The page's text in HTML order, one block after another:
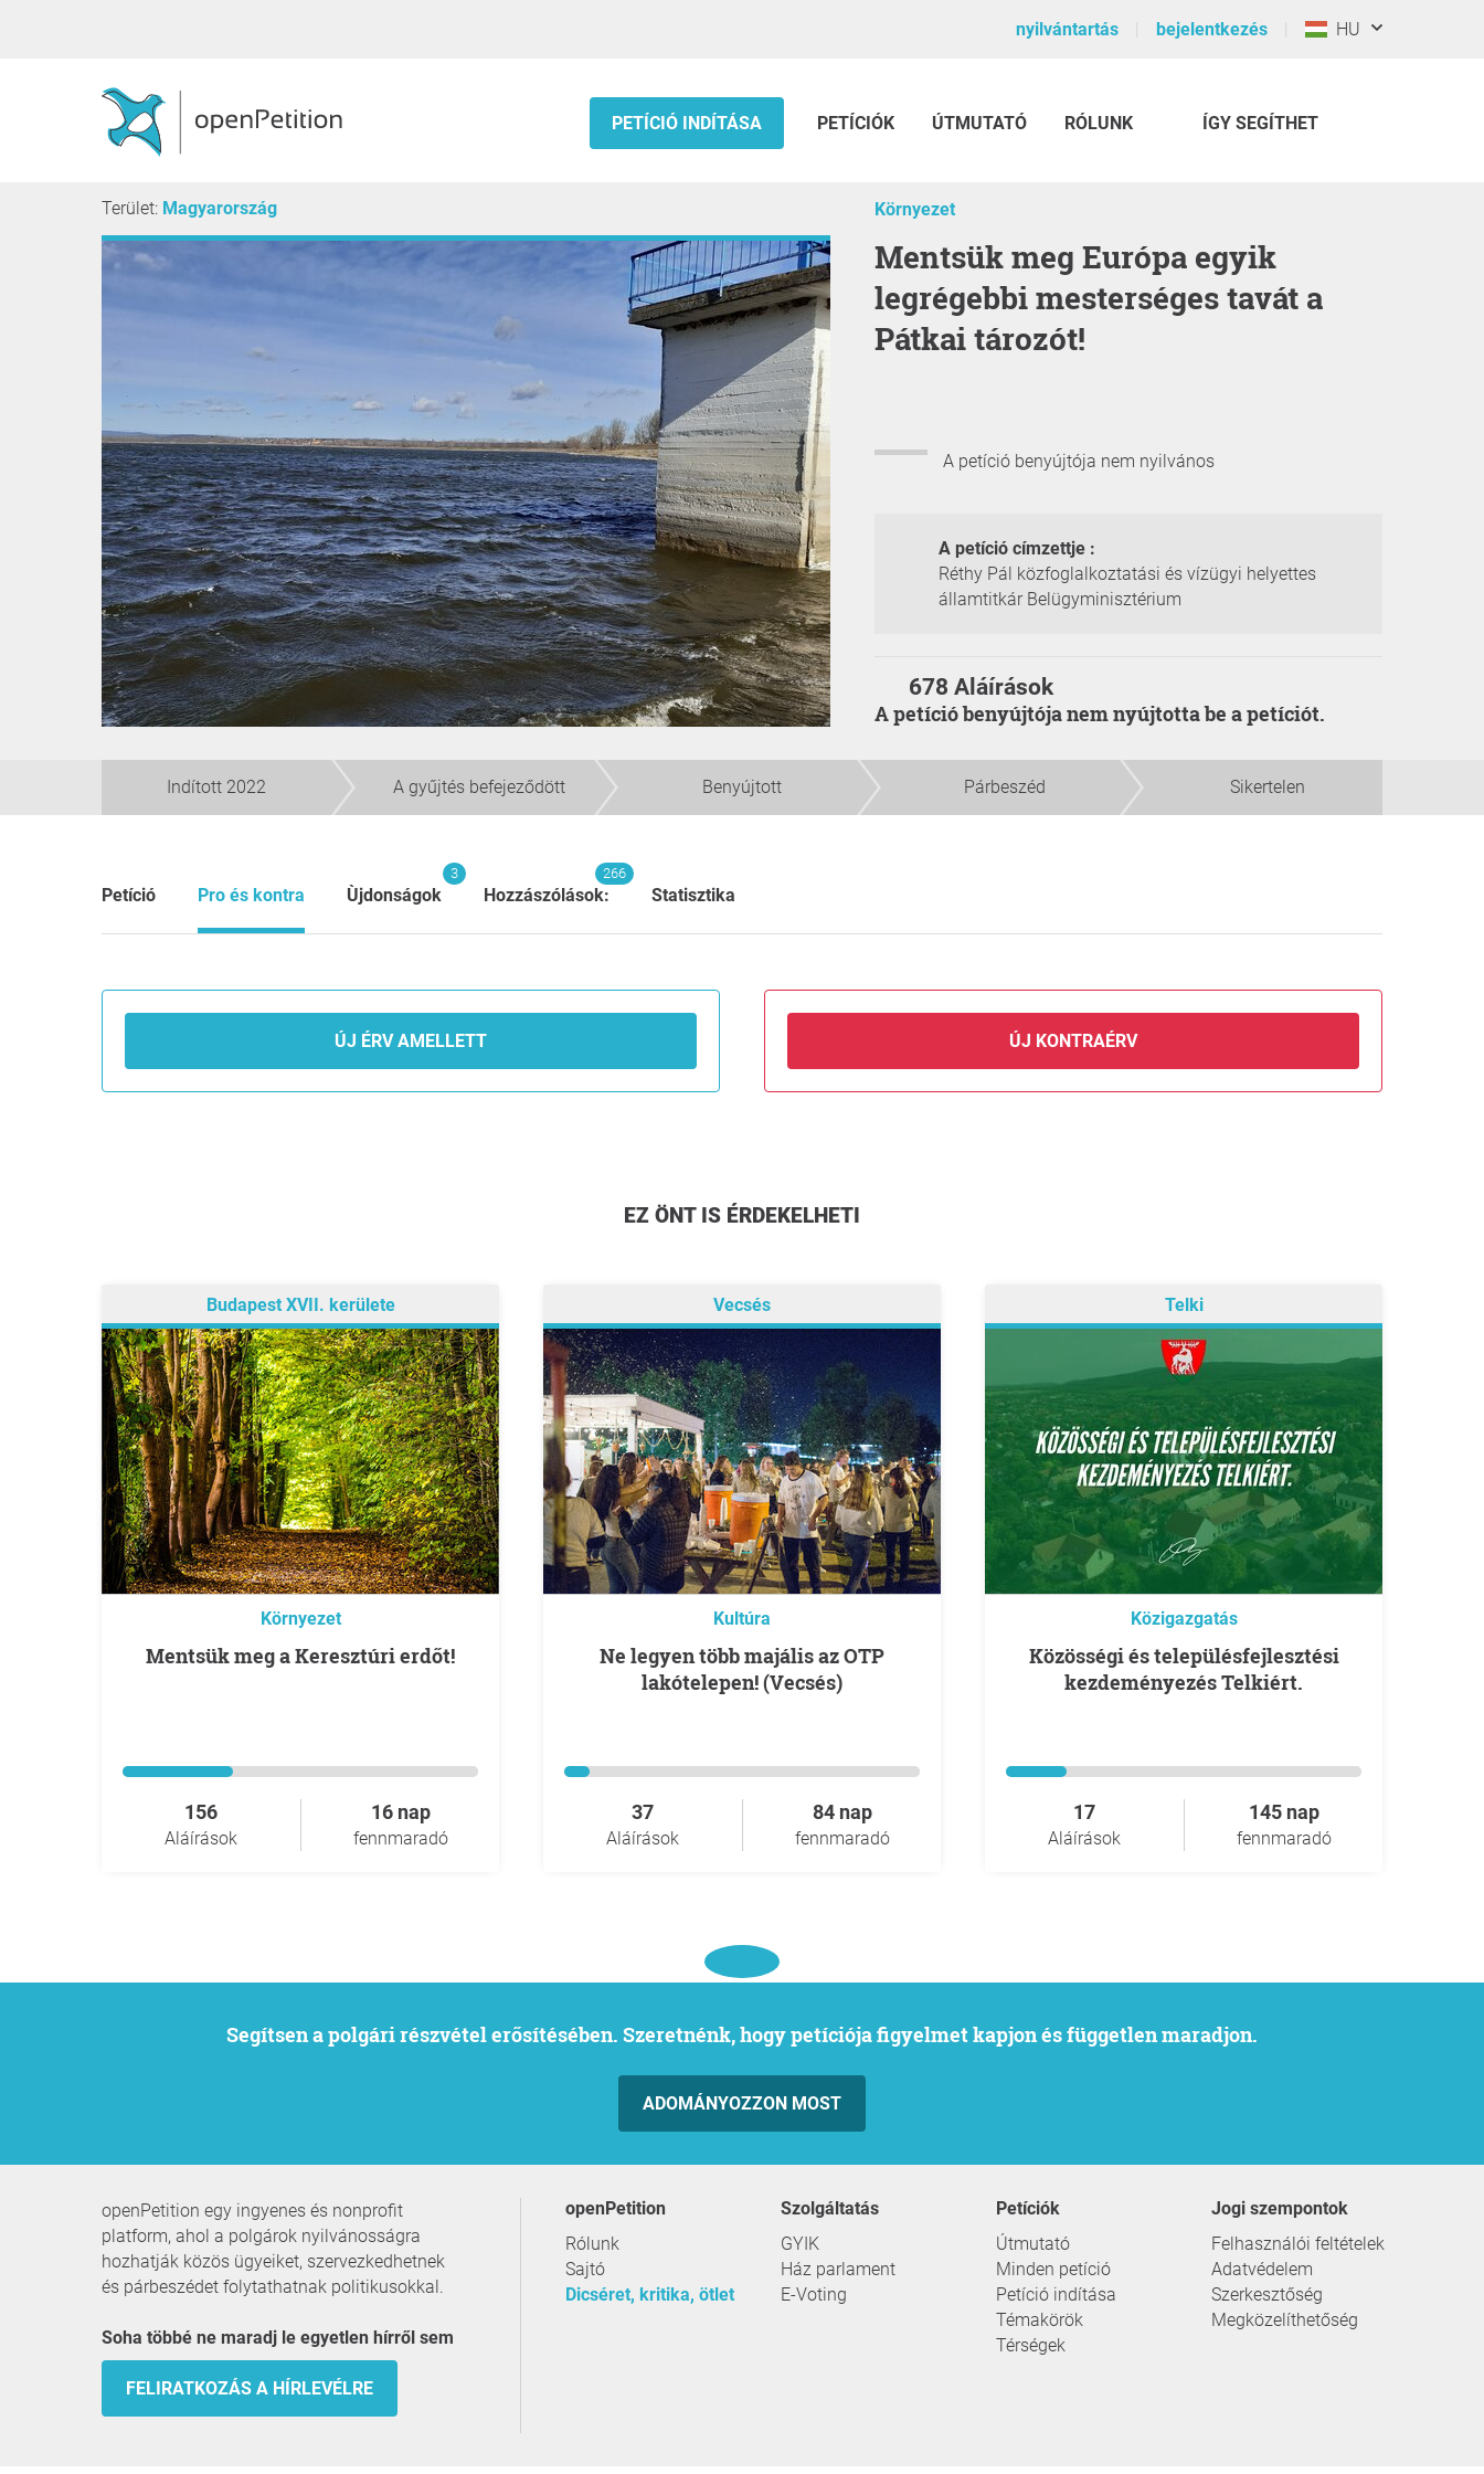
nyilvántartás bejelentkezés HU
PETÍCIÓ INDÍTÁSA PETÍCIÓK ÚTMUTATÓ RÓLUNK ÍGY SEGÍTHET
Terület: Magyarország Környezet
Mentsük meg Európa egyik
legrégebbi mesterséges tavát a
Pátkai tározót!
A petíció benyújtója nem nyilvános
A petíció címzettje :
Réthy Pál közfoglalkoztatási és vízügyi helyettes
államtitkár Belügyminisztérium
678 Aláírások
A petíció benyújtója nem nyújtotta be a petíciót.
Indított 2022 A gyűjtés befejeződött Benyújtott Párbeszéd Sikertelen
Petíció Pro és kontra Ùjdonságok
3
Hozzászólások:
266
Statisztika
ÚJ ÉRV AMELLETT ÚJ KONTRAÉRV
EZ ÖNT IS ÉRDEKELHETI
Budapest XVII. kerülete
Környezet
Mentsük meg a Keresztúri erdőt!
156
Aláírások
16 nap
fennmaradó
Vecsés
Kultúra
Ne legyen több majális az OTP
lakótelepen! (Vecsés)
37
Aláírások
84 nap
fennmaradó
Telki
Közigazgatás
Közösségi és településfejlesztési
kezdeményezés Telkiért.
17
Aláírások
145 nap
fennmaradó
Segítsen a polgári részvétel erősítésében. Szeretnénk, hogy petíciója figyelmet kapjon és független maradjon.
ADOMÁNYOZZON MOST
openPetition egy ingyenes és nonprofit
platform, ahol a polgárok nyilvánosságra
hozhatják közös ügyeiket, szervezkedhetnek
és párbeszédet folytathatnak politikusokkal.
Soha többé ne maradj le egyetlen hírről sem
FELIRATKOZÁS A HÍRLEVÉLRE
openPetition
Rólunk
Sajtó
Dicséret, kritika, ötlet
szolgáltatás
GYIK
Ház parlament
E-Voting
Petíciók
Útmutató
Minden petíció
Petíció indítása
Témakörök
Térségek
Jogi szempontok
Felhasználói feltételek
Adatvédelem
Szerkesztőség
Megközelíthetőség